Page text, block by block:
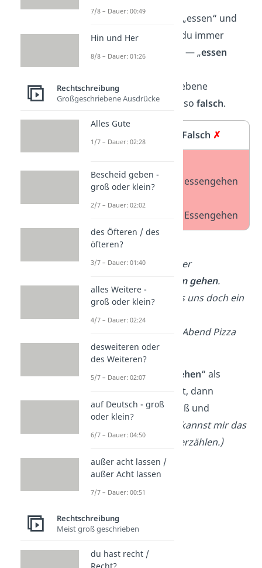
Die beiden Verben „essen“ und
„gehen“ schreibst du immer
getrenntund — „essen
zusammengeschriebene
„essengehen“ ist alsofalsch.
Falsch ✗
essen
essengehen
Essengehen
Beispiele
− Wir möchten in der
essen gehen.
− Es ist so heiß, lass uns doch ein
Eis
essen gehen
heute Abend Pizza
essen.
❗Wenn du „
Essengehen“ als
verwendest, dann
schreibst du es groß und
Du kannst mir das
erzählen.)
7/8 – Dauer: 00:49
Hin und Her
8/8 – Dauer: 01:26
Rechtschreibung
Großgeschriebene Ausdrücke
Alles Gute
1/7 – Dauer: 02:28
Bescheid geben -
groß oder klein?
2/7 – Dauer: 02:02
des Öfteren / des
öfteren?
3/7 – Dauer: 01:40
alles Weitere -
groß oder klein?
4/7 – Dauer: 02:24
desweiteren oder
des Weiteren?
5/7 – Dauer: 02:07
auf Deutsch - groß
oder klein?
6/7 – Dauer: 04:50
außer acht lassen /
außer Acht lassen
7/7 – Dauer: 00:51
Rechtschreibung
Meist groß geschrieben
du hast recht /